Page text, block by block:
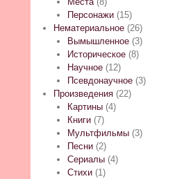
Персонажи(15)
Нематериальное (26)
Вымышленное(3)
Историческое(8)
Научное(12)
Псевдонаучное(3)
Произведения (22)
Картины(4)
Книги(7)
Мультфильмы(3)
Песни(2)
Сериалы(4)
Стихи(1)